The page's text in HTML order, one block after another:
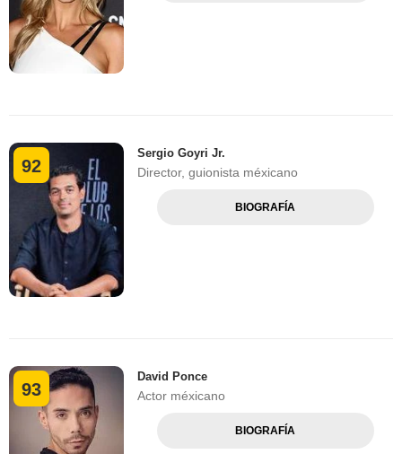
92
Sergio Goyri Jr.
Director, guionista méxicano
BIOGRAFÍA
93
David Ponce
Actor méxicano
BIOGRAFÍA